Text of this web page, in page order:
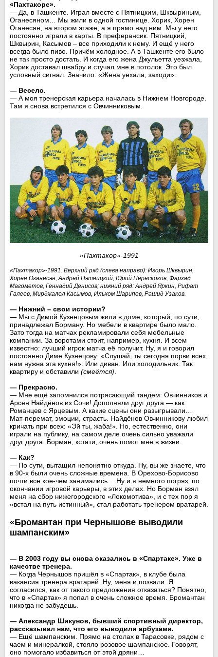
«Пахтакоре».
— Да, в Ташкенте. Играл вместе с Пятницким, Шквыриным,
Оганесяном… Мы жили в одной гостинице. Хорик, Хорен
Оганесян, на втором этаже, а я прямо над ним. Мы у него
постоянно играли в карты. В преферансик. Пятницкий,
Шквырин, Касымов – все приходили к нему. И ещё у него
всегда было пиво. Причём холодное. А в Ташкенте его было
не так просто достать. И когда его жена Джульетта уезжала,
Хорик доставал швабру и стучал мне в потолок. Это был
условный сигнал. Значило: «Жена уехала, заходи».
— Весело.
— А моя тренерская карьера началась в Нижнем Новгороде.
Там я снова встретился с Овчинниковым.
«Пахтакор»-1991
«Пахтакор»-1991. Верхний ряд (слева направо): Игорь Шквырин,
Хорен Оганесян, Андрей Пятницкий, Юрий Перескоков, Фархад
Магометов, Геннадий Денисов; нижний ряд: Андрей Яркин, Рифат
Галеев, Мирджалол Касымов, Ильхом Шарипов, Рашид Узаков.
— Нижний – свои истории?
— Мы с Димой Кузнецовым жили в доме, который, по сути,
принадлежал Борману. Но мебели в квартире было мало.
Зато тогда на матчах рекламировали себя мебельные
компании. За воротами стоит, например, кухня. И всем
известно: лучший игрок матча её получит. Ну, я и говорил
постоянно Диме Кузнецову: «Слушай, ты сегодня порви всех,
нам нужна эта кухня!». Или диван. Или холодильник. Так
квартиру и обставили (смеётся)
— Прекрасно.
— Мне ещё запомнился потрясающий тандем: Овчинников и
Арсен Найдёнов из Сочи! Дополняли друг друга — как
Романцев с Ярцевым. А какие сцены они разыгрывали…
Мат-перемат, эмоции, страсть. Найдёнов Овчинникову любил
кричать при всех: «Эй ты, жаба!». Но, естественно, они
играли на публику, на самом деле очень сильно уважали
друг друга. Борман, кстати, очень помог мне в жизни.
— Как?
— По сути, вытащил непонятно откуда. Ну, вы же знаете, что
в 90-х были очень сложные времена. В Орехово-Борисово
почти все кое-чем занимались… Ну и я немного погряз, по
окончании игровой карьеры, в этих делах. Но Борман взял
меня на сбор нижегородского «Локомотива», и с тех пор я
«встал на путь истинный», стал работать тренером вратарей.
«Бромантан при Чернышове выводили
шампанским»
— В 2003 году вы снова оказались в «Спартаке». Уже в
качестве тренера.
— Когда Чернышов пришёл в «Спартак», в клубе была
вакансия тренера вратарей. Ну, меня и позвали. Я
согласился, как от такого предложения отказаться? Понятно,
что в «Спартак» я попал в очень сложное время. Бромантан
никогда не забудешь.
— Александр Шикунов, бывший спортивный директор,
рассказывал нам, что его выводили арбузами.
— Ещё шампанским. Прямо на столах в Тарасовке, рядом с
чаем и минералкой, стояло розовое шампанское. Говорят,
оно помогало избавиться от этой дряни…